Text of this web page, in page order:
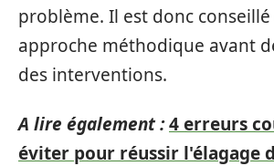
problème. Il est donc conseillé
approche méthodique avant
des interventions.
A lire également :4 erreurs
éviter pour réussir l'élagage